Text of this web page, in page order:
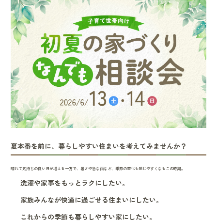
夏本番を前に、暮らしやすい住まいを考えてみませんか？
晴れて気持ちの良い日が増える一方で、暑さや急な雨など、季節の変化も感じやすくなるこの時期。
洗濯や家事をもっとラクにしたい。
家族みんなが快適に過ごせる住まいにしたい。
これからの季節も暮らしやすい家にしたい。